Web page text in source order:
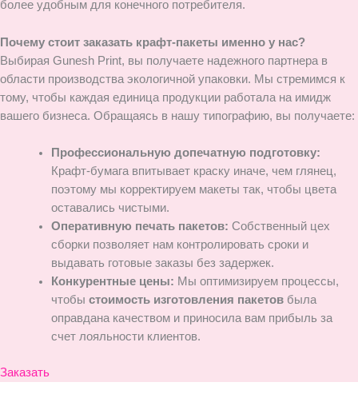
более удобным для конечного потребителя.
Почему стоит заказать крафт-пакеты именно у нас?
Выбирая Gunesh Print, вы получаете надежного партнера в
области производства экологичной упаковки. Мы стремимся к
тому, чтобы каждая единица продукции работала на имидж
вашего бизнеса. Обращаясь в нашу типографию, вы получаете:
Профессиональную допечатную подготовку:
Крафт-бумага впитывает краску иначе, чем глянец,
поэтому мы корректируем макеты так, чтобы цвета
оставались чистыми.
Оперативную печать пакетов: Собственный цех
сборки позволяет нам контролировать сроки и
выдавать готовые заказы без задержек.
Конкурентные цены: Мы оптимизируем процессы,
чтобы стоимость изготовления пакетовбыла
оправдана качеством и приносила вам прибыль за
счет лояльности клиентов.
Заказать